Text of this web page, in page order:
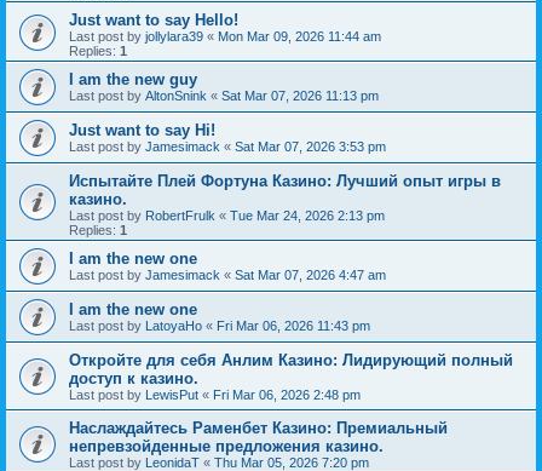
Just want to say Hello!
Last post by jollylara39 « Mon Mar 09, 2026 11:44 am
Replies: 1
I am the new guy
Last post by AltonSnink « Sat Mar 07, 2026 11:13 pm
Just want to say Hi!
Last post by Jamesimack « Sat Mar 07, 2026 3:53 pm
Испытайте Плей Фортуна Казино: Лучший опыт игры в
казино.
Last post by RobertFrulk « Tue Mar 24, 2026 2:13 pm
Replies: 1
I am the new one
Last post by Jamesimack « Sat Mar 07, 2026 4:47 am
I am the new one
Last post by LatoyaHo « Fri Mar 06, 2026 11:43 pm
Откройте для себя Анлим Казино: Лидирующий полный
доступ к казино.
Last post by LewisPut « Fri Mar 06, 2026 2:48 pm
Наслаждайтесь Раменбет Казино: Премиальный
непревзойденные предложения казино.
Last post by LeonidaT « Thu Mar 05, 2026 7:20 pm